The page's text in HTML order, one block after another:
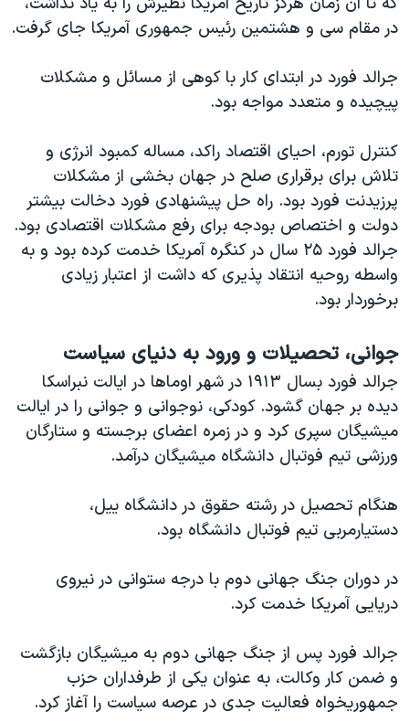
در مقام سی و هشتمين رئيس جمهوری آمريکا جای گرفت.
جرالد فورد در ابتدای کار با کوهی از مسائل و مشکلات
پیچیده و متعدد مواجه بود.
کنترل تورم، احیای اقتصاد راکد، مساله کمبود انرژی و
تلاش برای برقراری صلح در جهان بخشی از مشکلات
پرزیدنت فورد بود. راه حل پیشنهادی فورد دخالت بیشتر
دولت و اختصاص بودجه برای رفع مشکلات اقتصادی بود.
جرالد فورد ۲۵ سال در کنگره آمريکا خدمت کرده بود و به
واسطه روحيه انتقاد پذيری که داشت از اعتبار زيادی
برخوردار بود.
جوانی، تحصیلات و ورود به دنیای سیاست
جرالد فورد بسال ۱۹۱۳ در شهر اوماها در ايالت نبراسکا
ديده بر جهان گشود. کودکی، نوجوانی و جوانی را در ايالت
ميشيگان سپری کرد و در زمره اعضای برجسته و ستارگان
ورزشی تيم فوتبال دانشگاه ميشيگان درآمد.
هنگام تحصيل در رشته حقوق در دانشگاه ييل،
دستیارمربی تيم فوتبال دانشگاه بود.
در دوران جنگ جهانی دوم با درجه ستوانی در نيروی
دريایی آمريکا خدمت کرد.
جرالد فورد پس از جنگ جهانی دوم به ميشيگان بازگشت
و ضمن کار وکالت، به عنوان یکی از طرفداران حزب
جمهوريخواه فعالیت جدی در عرصه سیاست را آغاز کرد.